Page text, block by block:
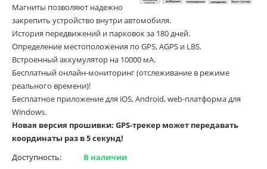
Магниты позволяют надежно
закрепить устройство внутри автомобиля.
История передвижений и парковок за 180 дней.
Определение местоположения по GPS, AGPS и LBS.
Встроенный аккумулятор на 10000 мА.
Бесплатный онлайн-мониторинг (отслеживание в режиме
реального времени)!
Бесплатное приложение для iOS, Android, web-платформа для
Windows.
Новая версия прошивки: GPS-трекер может передавать
координаты раз в 5 секунд!
Доступность:
В наличии